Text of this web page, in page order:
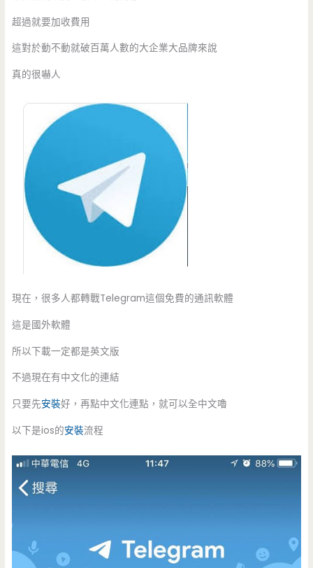
超過就要加收費用
這對於動不動就破百萬人數的大企業大品牌來說
真的很嚇人
現在，很多人都轉戰Telegram這個免費的通訊軟體
這是國外軟體
所以下載一定都是英文版
不過現在有中文化的連結
只要先安裝好，再點中文化連點，就可以全中文嚕
以下是ios的安裝流程